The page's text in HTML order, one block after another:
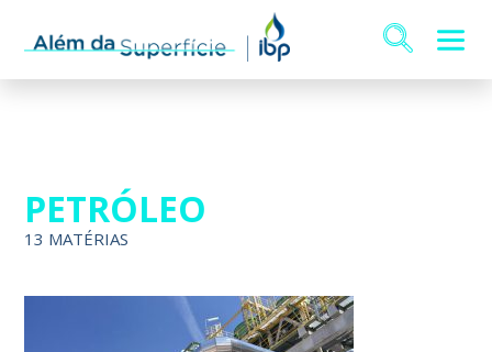
PETRÓLEO
13 MATÉRIAS